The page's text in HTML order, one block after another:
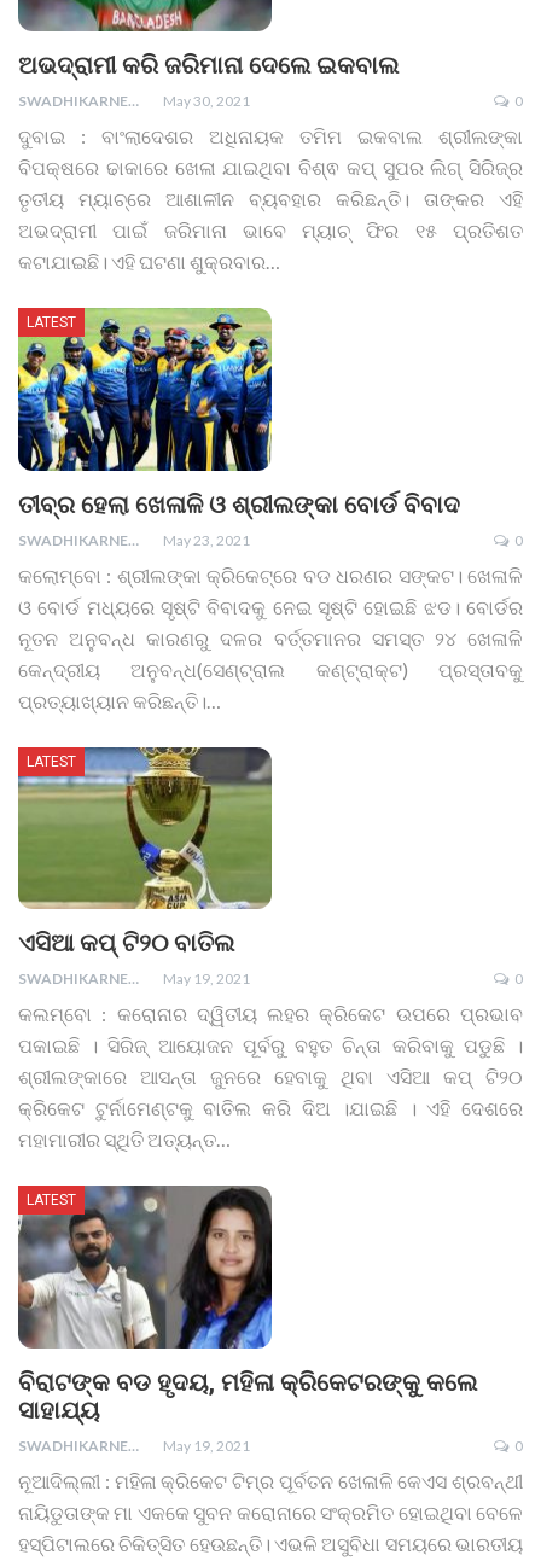
ଅଭଦ୍ରାମୀ କରି ଜରିମାନା ଦେଲେ ଇକବାଲ
SWADHIKARNEWS May 30, 2021 0
ଦୁବାଇ : ବାଂଲାଦେଶର ଅଧିନାୟକ ତମିମ ଇକବାଲ ଶ୍ରୀଲଙ୍କା
ବିପକ୍ଷରେ ଢାକାରେ ଖେଳା ଯାଇଥିବା ବିଶ୍ଵ କପ୍‌ ସୁପର ଲିଗ୍‌ ସିରିଜ୍‌ର
ତୃତୀୟ ମ୍ୟାଚ୍‌ରେ ଆଶାଳୀନ ବ୍ୟବହାର କରିଛନ୍ତି। ତାଙ୍କର ଏହି
ଅଭଦ୍ରାମୀ ପାଇଁ ଜରିମାନା ଭାବେ ମ୍ୟାଚ୍‌ ଫିର ୧୫ ପ୍ରତିଶତ
କଟାଯାଇଛି। ଏହି ଘଟଣା ଶୁକ୍ରବାର…
LATEST
ତୀବ୍ର ହେଲା ଖେଳାଳି ଓ ଶ୍ରୀଲଙ୍କା ବୋର୍ଡ ବିବାଦ
SWADHIKARNEWS May 23, 2021 0
କଲୋମ୍ବୋ : ଶ୍ରୀଲଙ୍କା କ୍ରିକେଟ୍‌ରେ ବଡ ଧରଣର ସଙ୍କଟ। ଖେଳାଳି
ଓ ବୋର୍ଡ ମଧ୍ୟରେ ସୃଷ୍ଟି ବିବାଦକୁ ନେଇ ସୃଷ୍ଟି ହୋଇଛି ଝଡ। ବୋର୍ଡର
ନୂତନ ଅନୁବନ୍ଧ କାରଣରୁ ଦଳର ବର୍ତ୍ତମାନର ସମସ୍ତ ୨୪ ଖେଳାଳି
କେନ୍ଦ୍ରୀୟ ଅନୁବନ୍ଧ(ସେଣ୍ଟ୍ରାଲ କଣ୍ଟ୍ରାକ୍ଟ) ପ୍ରସ୍ତାବକୁ
ପ୍ରତ୍ୟାଖ୍ୟାନ କରିଛନ୍ତି।
LATEST
ଏସିଆ କପ୍ ଟି୨୦ ବାତିଲ
SWADHIKARNEWS May 19, 2021 0
କଲମ୍ବୋ : କରୋନାର ଦ୍ୱିତୀୟ ଲହର କ୍ରିକେଟ ଉପରେ ପ୍ରଭାବ
ପକାଇଛି । ସିରିଜ୍ ଆୟୋଜନ ପୂର୍ବରୁ ବହୁତ ଚିନ୍ତା କରିବାକୁ ପଡୁଛି ।
ଶ୍ରୀଲଙ୍କାରେ ଆସନ୍ତା ଜୁନରେ ହେବାକୁ ଥିବା ଏସିଆ କପ୍ ଟି୨୦
କ୍ରିକେଟ ଟୁର୍ନାମେଣ୍ଟକୁ ବାତିଲ କରି ଦିଅ ।ଯାଇଛି । ଏହି ଦେଶରେ
ମହାମାରୀର ସ୍ଥିତି ଅତ୍ୟନ୍ତ…
LATEST
ବିରାଟଙ୍କ ବଡ ହୃଦୟ, ମହିଳା କ୍ରିକେଟରଙ୍କୁ କଲେ
ସାହାଯ୍ୟ
SWADHIKARNEWS May 19, 2021 0
ନୂଆଦିଲ୍ଲୀ : ମହିଳା କ୍ରିକେଟ ଟିମ୍‌ର ପୂର୍ବତନ ଖେଳାଳି କେଏସ ଶ୍ରବନ୍ଥୀ
ନାୟିଡୁତାଙ୍କ ମା ଏକକେ ସୁବନ କରୋନାରେ ସଂକ୍ରମିତ ହୋଇଥିବା ବେଳେ
ହସ୍ପିଟାଲରେ ଚିକିତ୍ସିତ ହେଉଛନ୍ତି। ଏଭଳି ଅସୁବିଧା ସମୟରେ ଭାରତୀୟ